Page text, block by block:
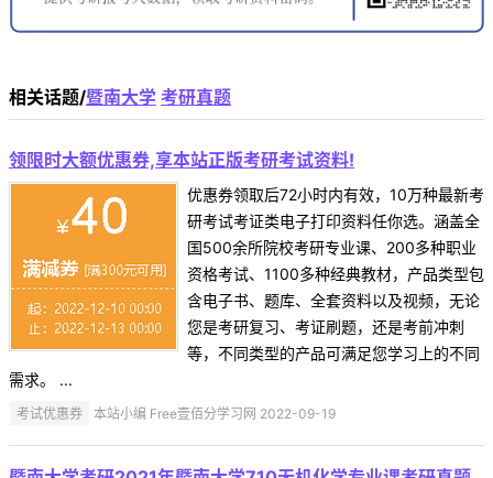
相关话题/暨南大学 考研真题
领限时大额优惠券,享本站正版考研考试资料!
优惠券领取后72小时内有效，10万种最新考
研考试考证类电子打印资料任你选。涵盖全
国500余所院校考研专业课、200多种职业
资格考试、1100多种经典教材，产品类型包
含电子书、题库、全套资料以及视频，无论
您是考研复习、考证刷题，还是考前冲刺
等，不同类型的产品可满足您学习上的不同
需求。 ...
考试优惠券 本站小编 Free壹佰分学习网 2022-09-19